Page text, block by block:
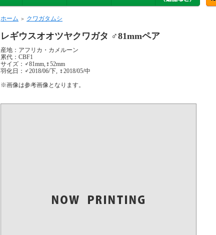
ホーム ＞ クワガタムシ
レギウスオオツヤクワガタ ♂81mmペア
産地：アフリカ・カメルーン
累代：CBF1
サイズ：♂81mm,♀52mm
羽化日：♂2018/06/下, ♀2018/05/中
※画像は参考画像となります。